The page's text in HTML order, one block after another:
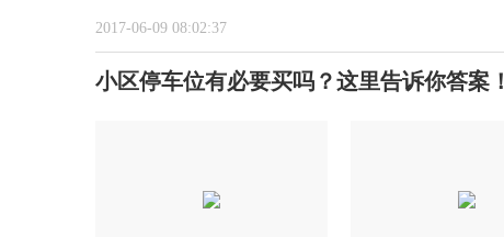
2017-06-09 08:02:37
小区停车位有必要买吗？这里告诉你答案！